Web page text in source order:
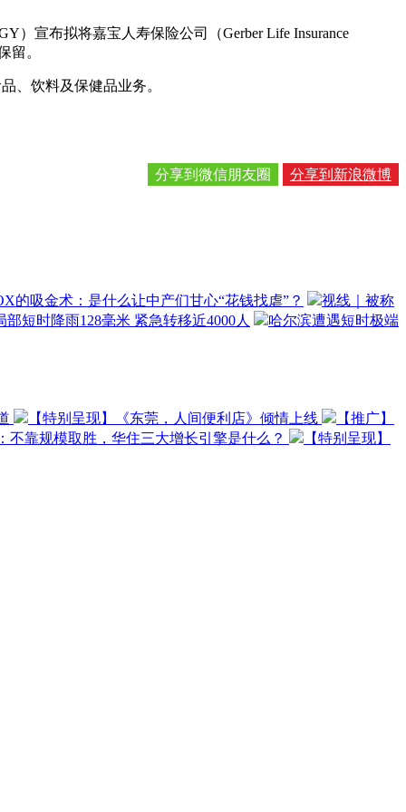
）宣布拟将嘉宝人寿保险公司（Gerber Life Insurance
留。
、饮料及保健品业务。
分享到新浪微博
分享到微信朋友圈
的吸金术：是什么让中产们甘心“花钱找虐”？
视线｜被称
部短时降雨128毫米 紧急转移近4000人
哈尔滨遭遇短时极端
【特别呈现】《东莞，人间便利店》倾情上线
【推广】
不靠规模取胜，华住三大增长引擎是什么？
【特别呈现】